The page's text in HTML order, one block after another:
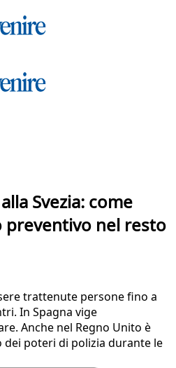
Svezia: come
nel resto
trattenute persone fino a
In Spagna vige
Anche nel Regno Unito è
poteri di polizia durante le